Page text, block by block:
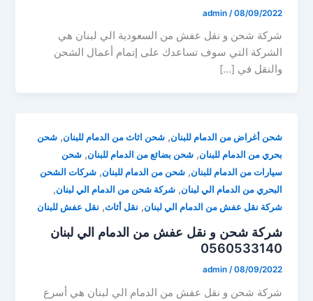
admin /08/09/2022
شركة شحن و نقل عفش من السعودية الي لبنان هي
الشركة التي سوف تساعدك على إتمام أعمال الشحن
والنقل في […]
شحن أغراض من الدمام للبنان,شحن اثاث من الدمام للبنان,شحن
بحري من الدمام للبنان,شحن بضائع من الدمام للبنان,شحن
سيارات من الدمام للبنان,شحن من الدمام للبنان,شركات الشحن
البحري من الدمام الي لبنان,شركة شحن من الدمام الي لبنان,
شركة نقل عفش من الدمام الي لبنان, نقل أثاث, نقل عفش للبنان
شركة شحن و نقل عفش من الدمام الي لبنان
0560533140
admin /08/09/2022
شركة شحن و نقل عفش من الدمام الي لبنان هي أسرع